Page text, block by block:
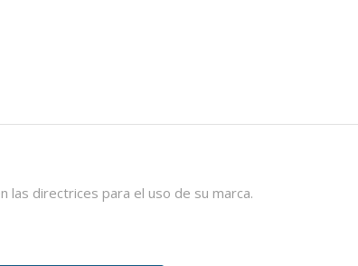
las directrices para el uso de su marca.